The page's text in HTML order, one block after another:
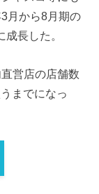
月から8月期の
長した。
営店の店舗数
までになっ